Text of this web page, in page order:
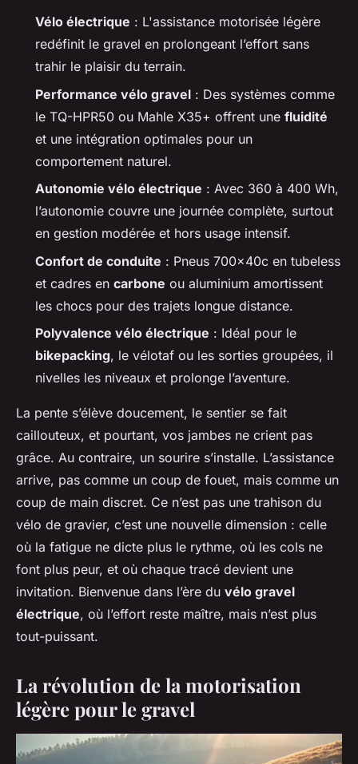
Vélo électrique : L'assistance motorisée légère
redéfinit le gravel en prolongeant l’effort sans
trahir le plaisir du terrain.
Performance vélo gravel : Des systèmes comme
le TQ-HPR50 ou Mahle X35+ offrent une fluidité
et une intégration optimales pour un
comportement naturel.
Autonomie vélo électrique : Avec 360 à 400 Wh,
l’autonomie couvre une journée complète, surtout
en gestion modérée et hors usage intensif.
Confort de conduite : Pneus 700x40c en tubeless
et cadres en carbone ou aluminium amortissent
les chocs pour des trajets longue distance.
Polyvalence vélo électrique : Idéal pour le
bikepacking, le vélotaf ou les sorties groupées, il
nivelles les niveaux et prolonge l’aventure.
La pente s’élève doucement, le sentier se fait
caillouteux, et pourtant, vos jambes ne crient pas
grâce. Au contraire, un sourire s’installe. L’assistance
arrive, pas comme un coup de fouet, mais comme un
coup de main discret. Ce n’est pas une trahison du
vélo de gravier, c’est une nouvelle dimension : celle
où la fatigue ne dicte plus le rythme, où les cols ne
font plus peur, et où chaque tracé devient une
invitation. Bienvenue dans l’ère du vélo gravel
électrique, où l’effort reste maître, mais n’est plus
tout-puissant.
La révolution de la motorisation
légère pour le gravel